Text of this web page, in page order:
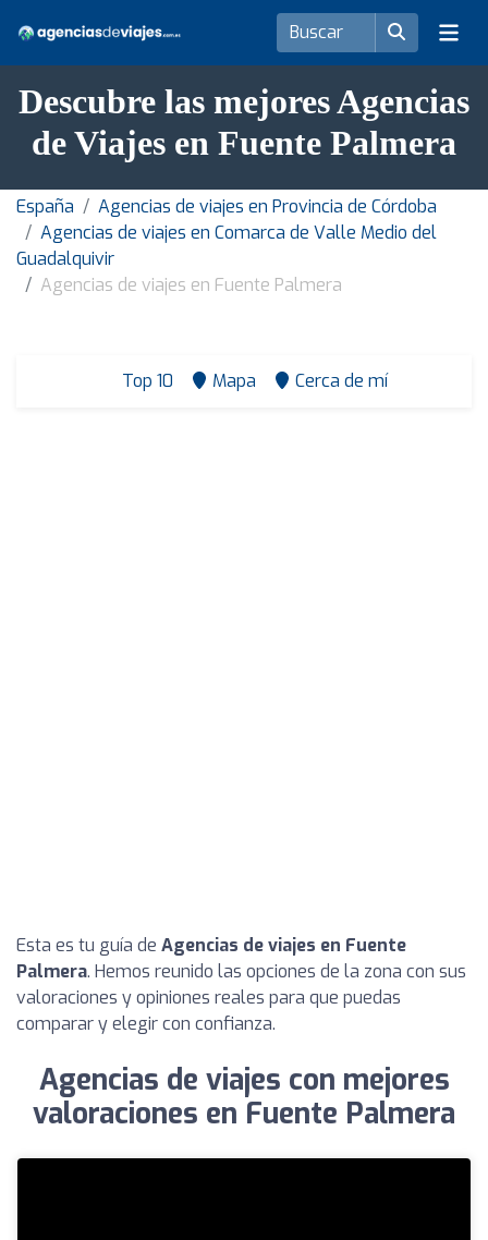
Descubre las mejores Agencias
de Viajes en Fuente Palmera
España
Agencias de viajes en Provincia de Córdoba
Agencias de viajes en Comarca de Valle Medio del
Guadalquivir
Agencias de viajes en Fuente Palmera
Top 10 Mapa Cerca de mí
Esta es tu guía de Agencias de viajes en Fuente
Palmera. Hemos reunido las opciones de la zona con sus
valoraciones y opiniones reales para que puedas
comparar y elegir con confianza.
Agencias de viajes con mejores
valoraciones en Fuente Palmera